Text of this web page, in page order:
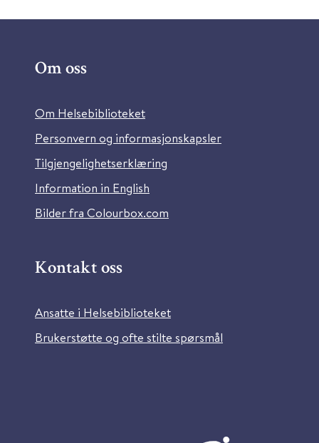
Om oss
Om Helsebiblioteket
Personvern og informasjonskapsler
Tilgjengelighetserklæring
Information in English
Bilder fra Colourbox.com
Kontakt oss
Ansatte i Helsebiblioteket
Brukerstøtte og ofte stilte spørsmål